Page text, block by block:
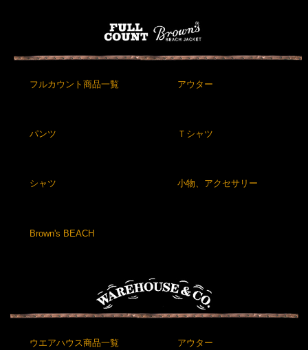
フルカウント商品一覧 アウター
パンツ Ｔシャツ
シャツ 小物、アクセサリー
Brown's BEACH
ウエアハウス商品一覧 アウター